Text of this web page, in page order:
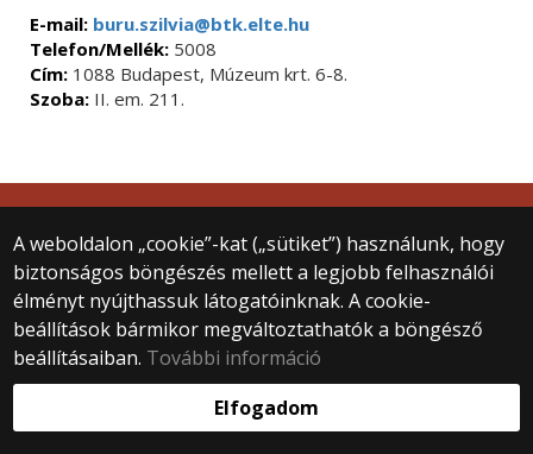
E-mail: buru.szilvia@btk.elte.hu
Telefon/Mellék: 5008
Cím: 1088 Budapest, Múzeum krt. 6-8.
Szoba: II. em. 211.
A weboldalon „cookie”-kat („sütiket”) használunk, hogy
biztonságos böngészés mellett a legjobb felhasználói
élményt nyújthassuk látogatóinknak. A cookie-
beállítások bármikor megváltoztathatók a böngésző
beállításaiban. További információ
Elfogadom
© 2025 Eötvös Loránd Tudományegyetem
Minden jog fenntartva.
1053 Budapest, Egyetem tér 1–3.
Központi telefonszám: +36 1 411 6500
Webfejlesztés: